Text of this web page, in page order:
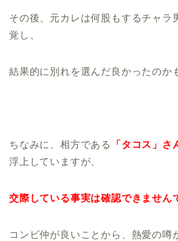
その後、元カレは何股もするチャラ
覚し、
結果的に別れを選んだ良かったのか
ちなみに、相方である 「タコス」
浮上していますが、
交際している事実は確認できません
コンビ仲が良いことから、熱愛の噂